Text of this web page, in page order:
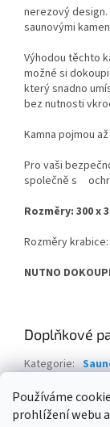
Používáme
prohlížení webu
nerezový
saunovými
Výhodou těchto
možné si
který snadno
bez nutnosti
Kamna pojmou
Pro vaši
společně s
Rozměry: 300 x
Rozměry krabice:
NUTNO
Doplňkové
Kategorie: